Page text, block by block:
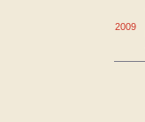
2009